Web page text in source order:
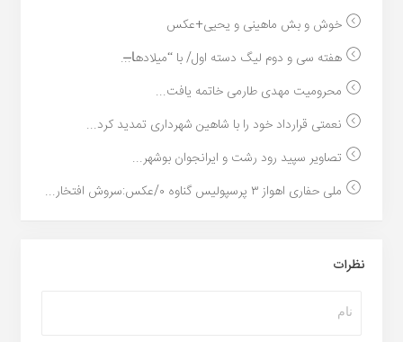
خوش و بش ماهینی و یحیی+عکس
هفته سی و دوم لیگ دسته اول/ با “میلادها̶...
محرومیت مهدی طارمی خاتمه یافت...
نعمتی قرارداد خود را با شاهین شهرداری تمدید کرد...
تصاویر سپید رود رشت و ایرانجوان بوشهر...
ملی حفاری اهواز ۳ پرسپولیس گناوه ۰/عکس:سروش افتخار...
نظرات